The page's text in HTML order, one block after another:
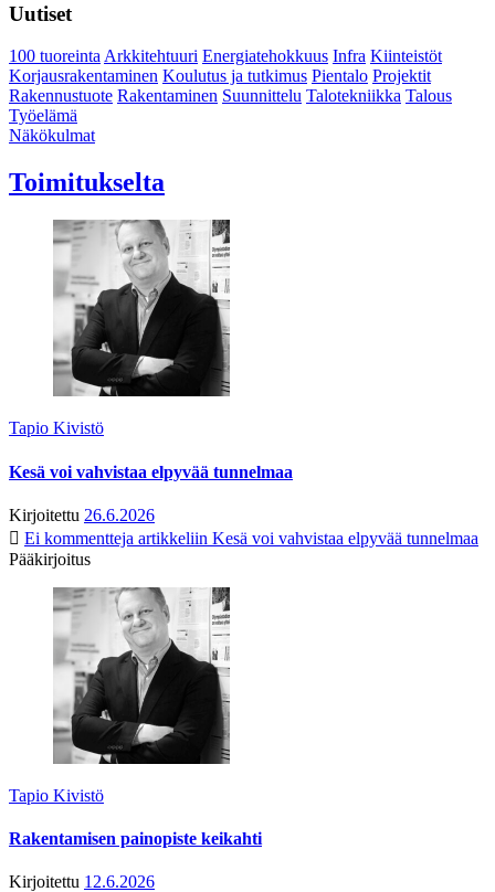
Uutiset
100 tuoreintaArkkitehtuuri Energiatehokkuus Infra Kiinteistöt
Korjausrakentaminen Koulutus ja tutkimus Pientalo Projektit
Rakennustuote Rakentaminen Suunnittelu Talotekniikka Talous
Työelämä
Näkökulmat
Toimitukselta
Tapio Kivistö
Kesä voi vahvistaa elpyvää tunnelmaa
Kirjoitettu 26.6.2026
Ei kommentteja artikkeliin Kesä voi vahvistaa elpyvää tunnelmaa
Pääkirjoitus
Tapio Kivistö
Rakentamisen painopiste keikahti
Kirjoitettu 12.6.2026